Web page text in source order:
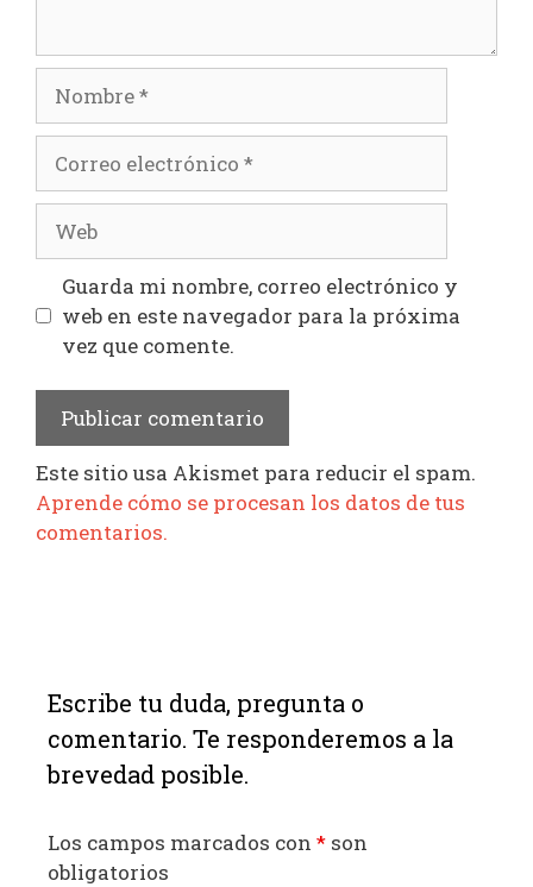
electrónico
Guarda mi nombre, correo electrónico y
web en este navegador para la próxima
vez que comente.
Este sitio usa Akismet para reducir el spam.
Aprende cómo se procesan los datos de tus
comentarios.
Escribe tu duda, pregunta o
comentario. Te responderemos a la
brevedad posible.
Los campos marcados con * son
obligatorios